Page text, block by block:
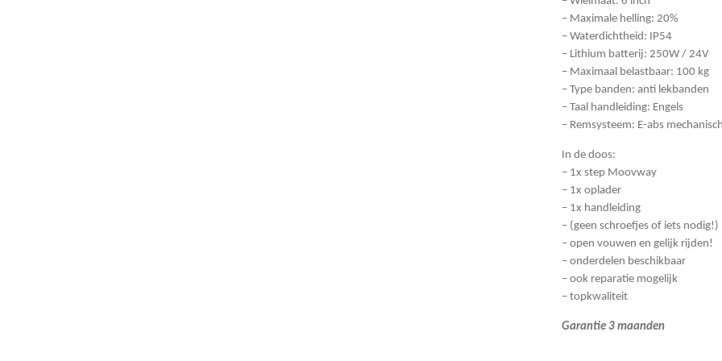
– Maximale helling: 20%
– Waterdichtheid: IP54
– Lithium batterij: 250W / 24V
– Maximaal belastbaar: 100 kg
– Type banden: anti lekbanden
– Taal handleiding: Engels
– Remsysteem: E-abs
In de doos:
– 1x step Moovway
– 1x oplader
– 1x handleiding
– (geen schroefjes of iets nodig!)
– open vouwen en gelijk rijden!
– onderdelen beschikbaar
– ook reparatie mogelijk
– topkwaliteit
Garantie 3 maanden